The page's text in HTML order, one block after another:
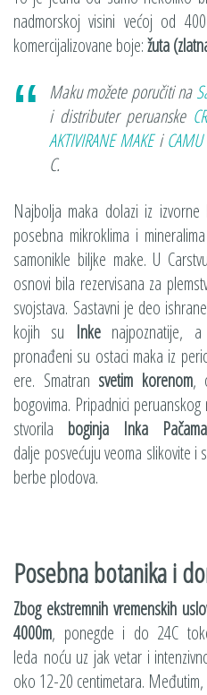
nadmorskoj visini većoj od
komercijalizovane boje:žuta
Maku možete poručiti na
i distributer peruanske
AKTIVIRANE MAKEi
C.
Najbolja maka dolazi iz izvorne
posebna mikroklima i
samonikle biljke make. U
osnovi bila rezervisana za
svojstava. Sastavni je deo
kojih su Inkenajpoznatije, a
pronađeni su ostaci maka iz
ere. Smatran svetim korenom,
bogovima. Pripadnici
stvorila boginja Inka
dalje posvećuju veoma slikovite i
berbe plodova.
Posebna botanika i
Zbog ekstremnih vremenskih
4000m, ponegde i do 24C
leda noću uz jak vetar i
oko 12-20 centimetara.